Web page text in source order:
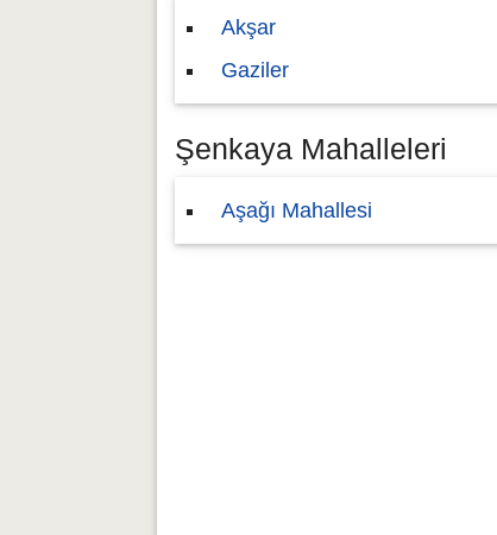
Akşar
Gaziler
Şenkaya Mahalleleri
Aşağı Mahallesi